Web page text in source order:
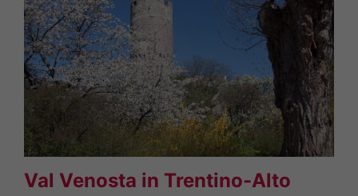
Val Venosta in Trentino-Alto